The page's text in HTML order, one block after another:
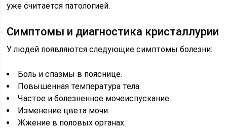
уже считается патологией.
Симптомы и диагностика кристаллурии
У людей появляются следующие симптомы болезни:
Боль и спазмы в пояснице.
Повышенная температура тела.
Частое и болезненное мочеиспускание.
Изменение цвета мочи.
Жжение в половых органах.